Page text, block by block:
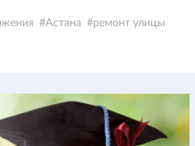
Астана ремонт улицы